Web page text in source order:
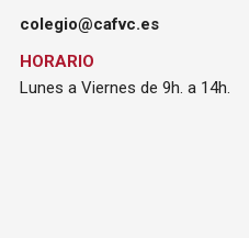
colegio@cafvc.es
HORARIO
Lunes a Viernes de 9h. a 14h.